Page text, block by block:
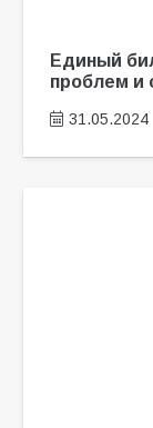
Единый
проблем и
31.05.2024